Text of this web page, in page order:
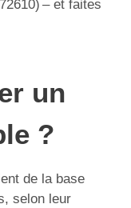
– et faites
un
?
de la base
selon leur